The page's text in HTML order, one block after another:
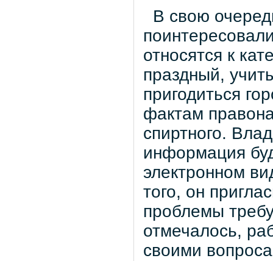
В свою
относятся к
праздный,
пригодиться
фактам
спиртного.
информация
электронном
того, он
проблемы
отмечалось,
своими